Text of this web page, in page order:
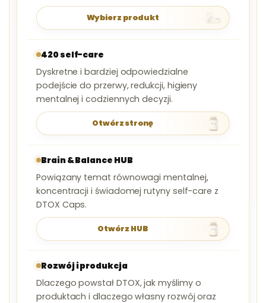
Wybierz produkt
420 self-care
Dyskretne i bardziej odpowiedzialne
podejście do przerwy, redukcji, higieny
mentalnej i codziennych decyzji.
Otwórz stronę
Brain & Balance HUB
Powiązany temat równowagi mentalnej,
koncentracji i świadomej rutyny self-care z
DTOX Caps.
Otwórz HUB
Rozwój i produkcja
Dlaczego powstał DTOX, jak myślimy o
produktach i dlaczego własny rozwój oraz